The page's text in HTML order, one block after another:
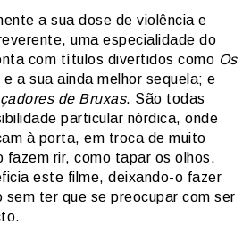
a sua dose de violência e
uma especialidade do
com títulos divertidos como Os
e a sua ainda melhor sequela; e
de Bruxas. São todas
particular nórdica, onde
à porta, em troca de muito
fazem rir, como tapar os olhos.
este filme, deixando-o fazer
sem ter que se preocupar com ser